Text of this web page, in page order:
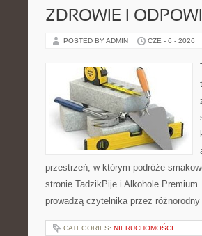
ZDROWIE I
POSTED BY ADMIN CZE - 6 - 2026
przestrzeń, w którym podróże
stronie TadzikPije i Alkohole
prowadzą czytelnika przez
CATEGORIES: NIERUCHOMOŚCI